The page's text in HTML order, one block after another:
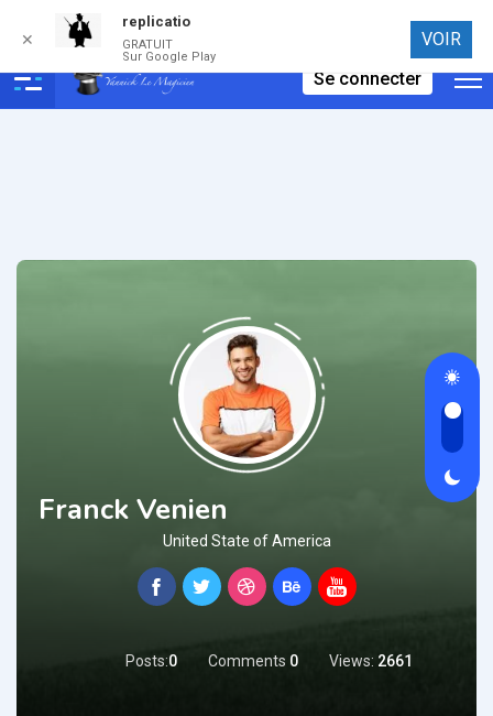
Connexion
Se connecter
Franck Venien
United State of America
Posts:0 Comments 0 Views: 2661
✕
replicatio
GRATUIT
Sur Google Play
VOIR